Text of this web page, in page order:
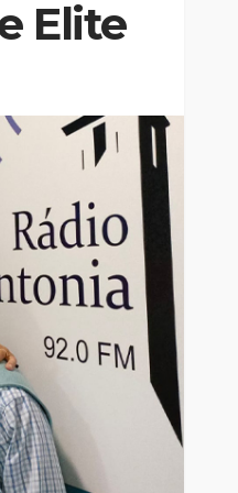
Elite
Linda Martini e
entre os
do Cineteatro
horas atrás